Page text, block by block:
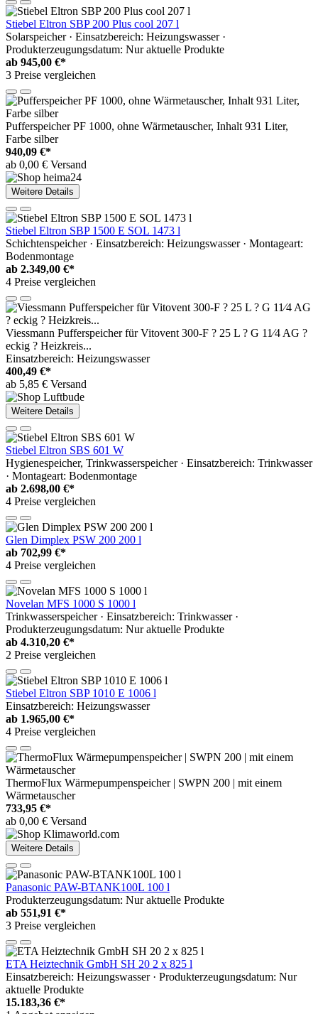
Stiebel Eltron SBP 200 Plus cool 207 l
Solarspeicher · Einsatzbereich: Heizungswasser ·
Produkterzeugungsdatum: Nur aktuelle Produkte
ab 945,00 €*
3 Preise vergleichen
Pufferspeicher PF 1000, ohne Wärmetauscher, Inhalt 931 Liter,
Farbe silber
940,09 €*
ab 0,00 € Versand
Weitere Details
Stiebel Eltron SBP 1500 E SOL 1473 l
Schichtenspeicher · Einsatzbereich: Heizungswasser · Montageart:
Bodenmontage
ab 2.349,00 €*
4 Preise vergleichen
Viessmann Pufferspeicher für Vitovent 300-F ? 25 L ? G 11⁄4 AG ?
eckig ? Heizkreis...
Einsatzbereich: Heizungswasser
400,49 €*
ab 5,85 € Versand
Weitere Details
Stiebel Eltron SBS 601 W
Hygienespeicher, Trinkwasserspeicher · Einsatzbereich: Trinkwasser
· Montageart: Bodenmontage
ab 2.698,00 €*
4 Preise vergleichen
Glen Dimplex PSW 200 200 l
ab 702,99 €*
4 Preise vergleichen
Novelan MFS 1000 S 1000 l
Trinkwasserspeicher · Einsatzbereich: Trinkwasser ·
Produkterzeugungsdatum: Nur aktuelle Produkte
ab 4.310,20 €*
2 Preise vergleichen
Stiebel Eltron SBP 1010 E 1006 l
Einsatzbereich: Heizungswasser
ab 1.965,00 €*
4 Preise vergleichen
ThermoFlux Wärmepumpenspeicher | SWPN 200 | mit einem
Wärmetauscher
733,95 €*
ab 0,00 € Versand
Weitere Details
Panasonic PAW-BTANK100L 100 l
Produkterzeugungsdatum: Nur aktuelle Produkte
ab 551,91 €*
3 Preise vergleichen
ETA Heiztechnik GmbH SH 20 2 x 825 l
Einsatzbereich: Heizungswasser · Produkterzeugungsdatum: Nur
aktuelle Produkte
15.183,36 €*